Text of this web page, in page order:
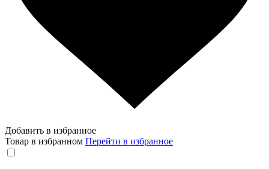
Добавить в избранное
Товар в избранном Перейти в избранное